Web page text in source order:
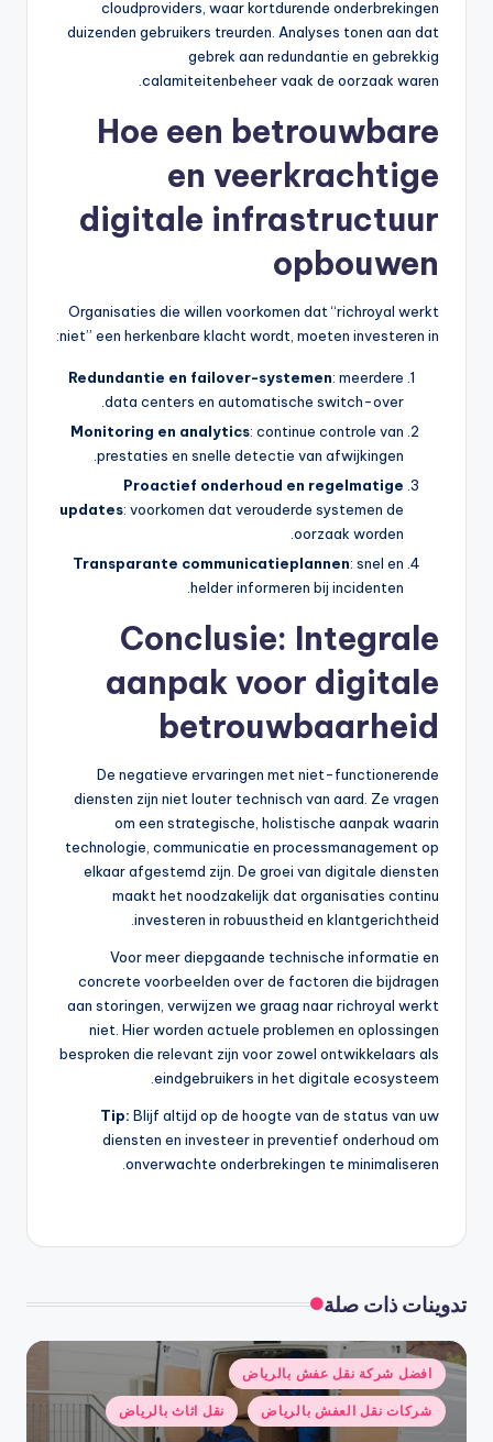
cloudproviders, waar kortdurende onderbrekingen
duizenden gebruikers treurden. Analyses tonen aan dat
gebrek aan redundantie en gebrekkig
calamiteitenbeheer vaak de oorzaak waren.
Hoe een betrouwbare
en veerkrachtige
digitale infrastructuur
opbouwen
Organisaties die willen voorkomen dat “richroyal werkt
niet” een herkenbare klacht wordt, moeten investeren in:
Redundantie en failover-systemen: meerdere
data centers en automatische switch-over.
Monitoring en analytics: continue controle van
prestaties en snelle detectie van afwijkingen.
Proactief onderhoud en regelmatige
updates: voorkomen dat verouderde systemen de
oorzaak worden.
Transparante communicatieplannen: snel en
helder informeren bij incidenten.
Conclusie: Integrale
aanpak voor digitale
betrouwbaarheid
De negatieve ervaringen met niet-functionerende
diensten zijn niet louter technisch van aard. Ze vragen
om een strategische, holistische aanpak waarin
technologie, communicatie en processmanagement op
elkaar afgestemd zijn. De groei van digitale diensten
maakt het noodzakelijk dat organisaties continu
investeren in robuustheid en klantgerichtheid.
Voor meer diepgaande technische informatie en
concrete voorbeelden over de factoren die bijdragen
aan storingen, verwijzen we graag naar richroyal werkt
niet. Hier worden actuele problemen en oplossingen
besproken die relevant zijn voor zowel ontwikkelaars als
eindgebruikers in het digitale ecosysteem.
Tip: Blijf altijd op de hoogte van de status van uw
diensten en investeer in preventief onderhoud om
onverwachte onderbrekingen te minimaliseren.
تدوينات ذات صلة
نُشر
في
افضل شركة نقل عفش بالرياض
شركات نقل العفش بالرياض نقل اثاث بالرياض